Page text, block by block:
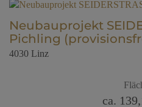
Neubauprojekt
Pichling
4030 Linz
ca.